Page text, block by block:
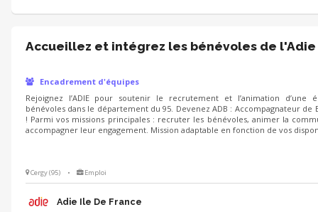
Accueillez et intégrez les bénévoles de l'Adie
Encadrement d'équipes
Rejoignez l’ADIE pour soutenir le recrutement et l’animation d’une
bénévoles dans le département du 95. Devenez ADB : Accompagnateur de
! Parmi vos missions principales : recruter les bénévoles, animer la
accompagner leur engagement. Mission adaptable en fonction de vos
Cergy (95) • Emploi
Adie Ile De France